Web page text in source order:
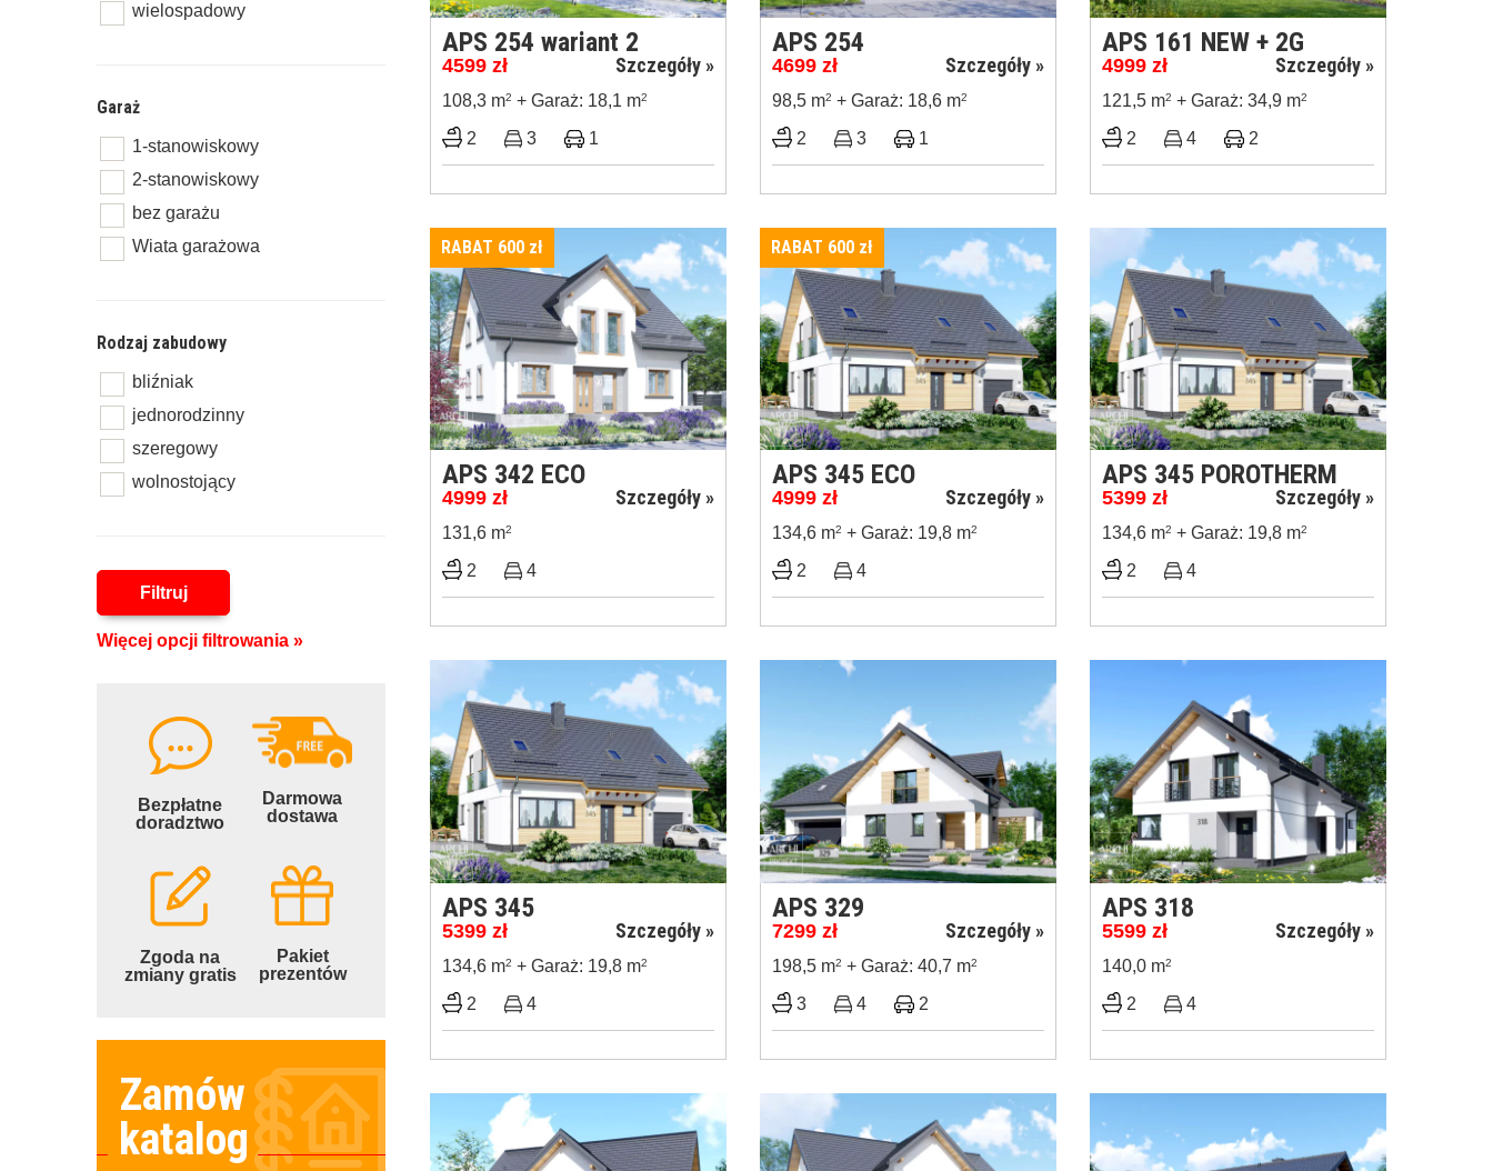
wielospadowy
Garaż
1-stanowiskowy
2-stanowiskowy
bez garażu
Wiata garażowa
Rodzaj zabudowy
bliźniak
jednorodzinny
szeregowy
wolnostojący
Filtruj
Więcej opcji filtrowania »
Bezpłatne
doradztwo
Darmowa
dostawa
Zgoda na
zmiany gratis
Pakiet
prezentów
Zamów
katalog
APS 254 wariant 2
4599 zł Szczegóły »
108,3 m2 + Garaż: 18,1 m2
2 3 1
APS 254
4699 zł Szczegóły »
98,5 m2 + Garaż: 18,6 m2
2 3 1
APS 161 NEW + 2G
4999 zł Szczegóły »
121,5 m2 + Garaż: 34,9 m2
2 4 2
RABAT 600 zł
APS 342 ECO
4999 zł Szczegóły »
131,6 m2
2 4
RABAT 600 zł
APS 345 ECO
4999 zł Szczegóły »
134,6 m2 + Garaż: 19,8 m2
2 4
APS 345 POROTHERM
5399 zł Szczegóły »
134,6 m2 + Garaż: 19,8 m2
2 4
APS 345
5399 zł Szczegóły »
134,6 m2 + Garaż: 19,8 m2
2 4
APS 329
7299 zł Szczegóły »
198,5 m2 + Garaż: 40,7 m2
3 4 2
APS 318
5599 zł Szczegóły »
140,0 m2
2 4